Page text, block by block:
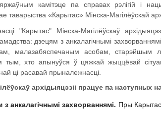
камітэце па справах рэлігій і
таварыства «Карытас» Мінска-Магілёўскай
"Карытас" Мінска-Магілёўскаў
дзецям з анкалагічнымі
малазабяспечаным асобам,
хто апынуўся ў цяжкай жыццёвай
ці расавай прыналежнасці.
архідыяцэзіі працуе па наступных
анкалагічнымі захворваннямі. Пры Карытас